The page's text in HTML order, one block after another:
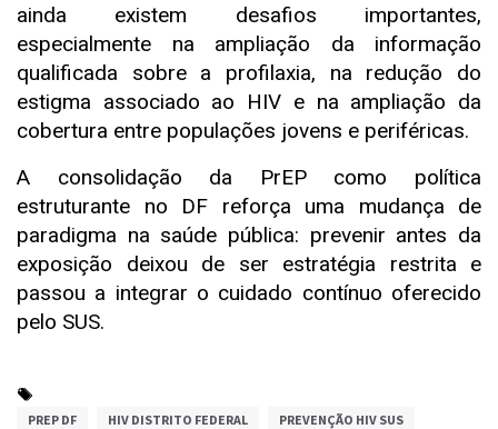
ainda existem desafios importantes,
especialmente na ampliação da informação
qualificada sobre a profilaxia, na redução do
estigma associado ao HIV e na ampliação da
cobertura entre populações jovens e periféricas.
A consolidação da PrEP como política
estruturante no DF reforça uma mudança de
paradigma na saúde pública: prevenir antes da
exposição deixou de ser estratégia restrita e
passou a integrar o cuidado contínuo oferecido
pelo SUS.
PREP DF HIV DISTRITO FEDERAL PREVENÇÃO HIV SUS